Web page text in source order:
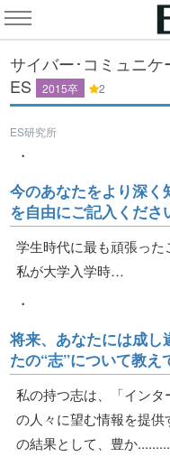
サイバー･コミュニ
ES
2015卒 2
ES研究所
・
今のあなたをより深く
を自由にご記入くださ
学生時代に最も頑張った
私が大学入学時…
・
将来、あなたには成し
たの“志”について教え
私の持つ志は、「インタ
の人々に望む情報を提
の結果として、豊か